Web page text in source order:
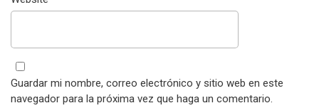
Guardar mi nombre, correo electrónico y sitio web en este
navegador para la próxima vez que haga un comentario.